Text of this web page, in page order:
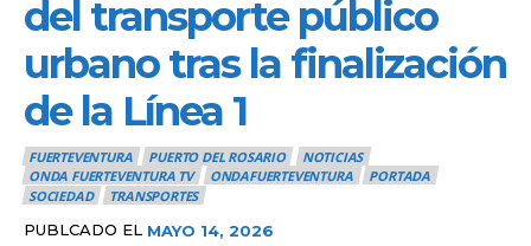
del transporte público
urbano tras la finalización
de la Línea 1
FUERTEVENTURA PUERTO DEL ROSARIO
NOTICIAS
ONDA FUERTEVENTURA TV
ONDAFUERTEVENTURA
PORTADA
SOCIEDAD
TRANSPORTES
PUBLCADO EL MAYO 14, 2026